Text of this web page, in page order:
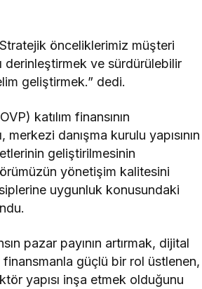
önceliklerimiz müşteri
derinleştirmek ve sürdürülebilir
geliştirmek.” dedi.
katılım finansının
merkezi danışma kurulu yapısının
geliştirilmesinin
yönetişim kalitesini
uygunluk konusundaki
pazar payının artırmak, dijital
güçlü bir rol üstlenen,
yapısı inşa etmek olduğunu